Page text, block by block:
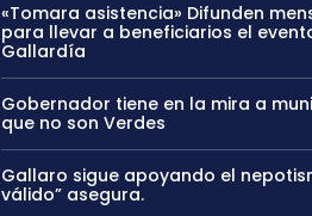
«Tomara asistencia» Difunden
para llevar a beneficiarios el
Gallardía
Gobernador tiene en la mira a
que no son Verdes
Gallaro sigue apoyando el
válido” asegura.